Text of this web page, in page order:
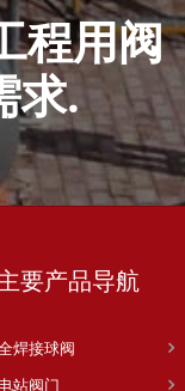
程用阀
求.
要产品导航
焊接球阀
电站阀门